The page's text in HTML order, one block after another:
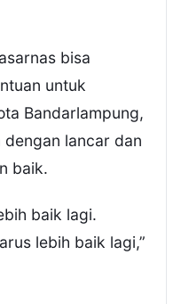
bisa
untuk
Bandarlampung,
lancar dan
baik.
baik lagi.
lebih baik lagi,”